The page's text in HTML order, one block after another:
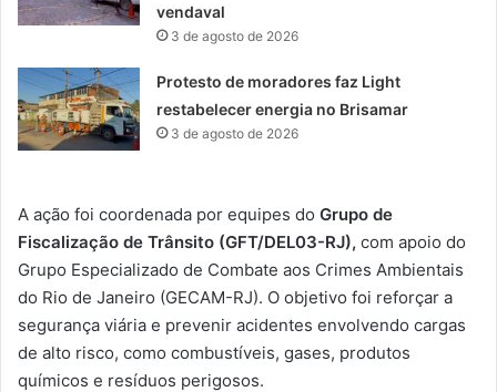
vendaval
3 de agosto de 2026
Protesto de moradores faz Light
restabelecer energia no Brisamar
3 de agosto de 2026
A ação foi coordenada por equipes do Grupo de
Fiscalização de Trânsito (GFT/DEL03-RJ), com apoio do
Grupo Especializado de Combate aos Crimes Ambientais
do Rio de Janeiro (GECAM-RJ). O objetivo foi reforçar a
segurança viária e prevenir acidentes envolvendo cargas
de alto risco, como combustíveis, gases, produtos
químicos e resíduos perigosos.